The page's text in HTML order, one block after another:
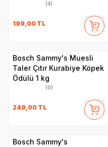
(4)
199,00 TL
Bosch Sammy's Muesli
Taler Çıtır Kurabiye Köpek
Ödülü 1 kg
(0)
249,00 TL
Bosch Sammy's